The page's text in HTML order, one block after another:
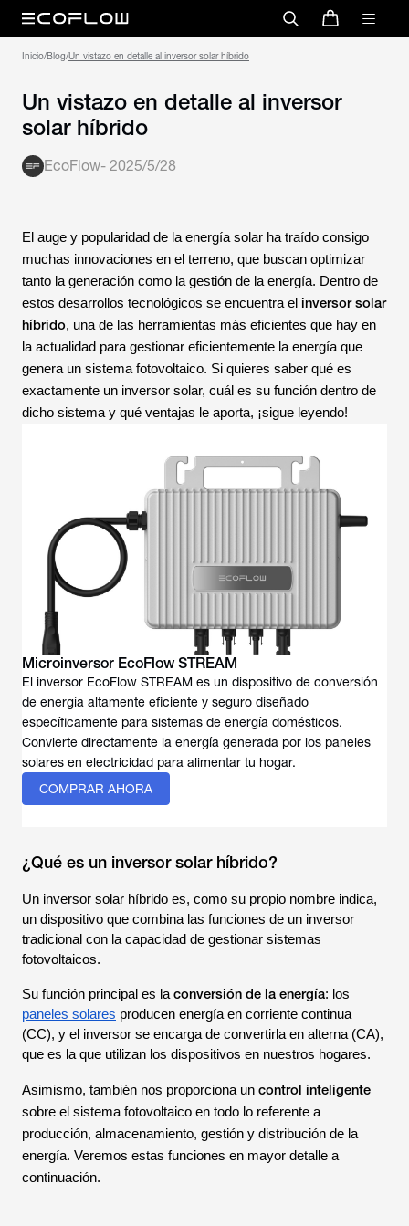
Inicio/Blog/Un vistazo en detalle al inversor solar híbrido
Un vistazo en detalle al inversor
solar híbrido
EcoFlow- 2025/5/28
El auge y popularidad de la energía solar ha traído consigo
muchas innovaciones en el terreno, que buscan optimizar
tanto la generación como la gestión de la energía. Dentro de
estos desarrollos tecnológicos se encuentra el inversor solar
híbrido, una de las herramientas más eficientes que hay en
la actualidad para gestionar eficientemente la energía que
genera un sistema fotovoltaico. Si quieres saber qué es
exactamente un inversor solar, cuál es su función dentro de
dicho sistema y qué ventajas le aporta, ¡sigue leyendo!
Microinversor EcoFlow STREAM
El inversor EcoFlow STREAM es un dispositivo de conversión
de energía altamente eficiente y seguro diseñado
específicamente para sistemas de energía domésticos.
Convierte directamente la energía generada por los paneles
solares en electricidad para alimentar tu hogar.
COMPRAR AHORA
¿Qué es un inversor solar híbrido?
Un inversor solar híbrido es, como su propio nombre indica,
un dispositivo que combina las funciones de un inversor
tradicional con la capacidad de gestionar sistemas
fotovoltaicos.
Su función principal es la conversión de la energía: los
paneles solares producen energía en corriente continua
(CC), y el inversor se encarga de convertirla en alterna (CA),
que es la que utilizan los dispositivos en nuestros hogares.
Asimismo, también nos proporciona un control inteligente
sobre el sistema fotovoltaico en todo lo referente a
producción, almacenamiento, gestión y distribución de la
energía. Veremos estas funciones en mayor detalle a
continuación.